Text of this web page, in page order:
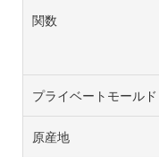
関数
プライベートモールド
原産地